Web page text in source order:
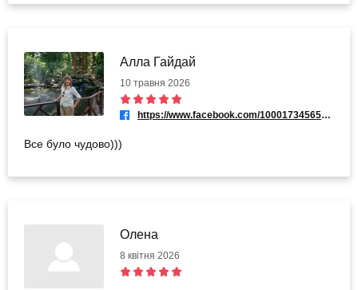
Алла Гайдай
10 травня 2026
https://www.facebook.com/100017345658145
Все було чудово)))
Олена
8 квітня 2026